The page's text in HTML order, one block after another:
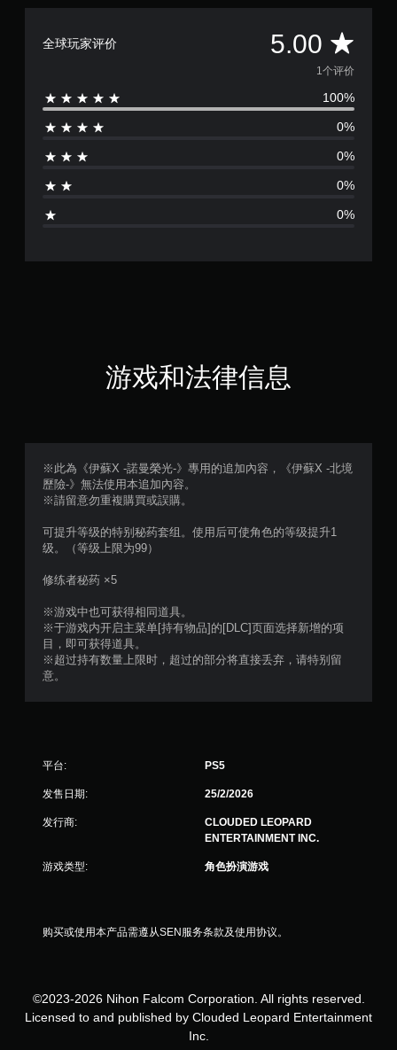
全球玩家评价 5.00 平
均
评
价
颗
（
，
个
）
1个评价
100%
0%
0%
0%
0%
游戏和法律信息
※此為《伊蘇X -諾曼榮光-》專用的追加內容，《伊蘇X -北境
歷險-》無法使用本追加內容。
※請留意勿重複購買或誤購。
可提升等级的特别秘药套组。使用后可使角色的等级提升1
级。（等级上限为99）
修练者秘药 ×5
※游戏中也可获得相同道具。
※于游戏内开启主菜单[持有物品]的[DLC]页面选择新增的项
目，即可获得道具。
※超过持有数量上限时，超过的部分将直接丢弃，请特别留
意。
平台: PS5
发售日期: 25/2/2026
发行商:
CLOUDED LEOPARD
ENTERTAINMENT INC.
游戏类型: 角色扮演游戏
购买或使用本产品需遵从SEN服务条款及使用协议。
©2023-2026 Nihon Falcom Corporation. All rights reserved.
Licensed to and published by Clouded Leopard Entertainment
Inc.